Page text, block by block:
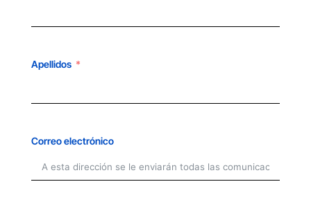
Apellidos
Correo electrónico